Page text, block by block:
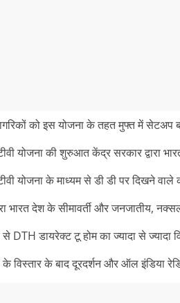
को इस योजना के तहत मुफ्त में सेटअप
योजना की शुरुआत केंद्र सरकार द्वारा
योजना के माध्यम से डी डी पर दिखने
भारत देश के सीमावर्ती और जनजातीय,
DTH डायरेक्ट टू होम का ज्‍यादा से ज्‍यादा
विस्‍तार के बाद दूरदर्शन और ऑल इंडिया